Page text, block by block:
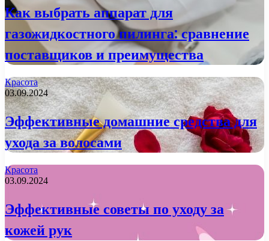
Как выбрать аппарат для
газожидкостного пилинга: сравнение
поставщиков и преимущества
Красота
03.09.2024
Эффективные домашние средства для
ухода за волосами
Красота
03.09.2024
Эффективные советы по уходу за
кожей рук